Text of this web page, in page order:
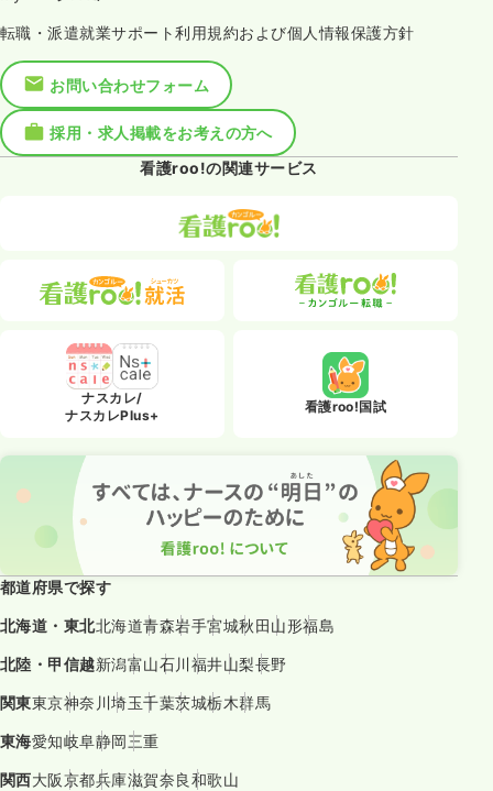
転職・派遣就業サポート利用規約および個人情報保護方針
お問い合わせフォーム
採用・求人掲載をお考えの方へ
看護roo!の関連サービス
ナスカレ/
ナスカレPlus+
看護roo!国試
都道府県で探す
北海道・東北北海道青森岩手宮城秋田山形福島
北陸・甲信越新潟富山石川福井山梨長野
関東東京神奈川埼玉千葉茨城栃木群馬
東海愛知岐阜静岡三重
関西大阪京都兵庫滋賀奈良和歌山